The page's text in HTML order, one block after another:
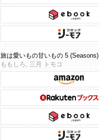
旅は愛いもの甘いもの 5 (Seasons)
ももしろ, 三月 トモコ